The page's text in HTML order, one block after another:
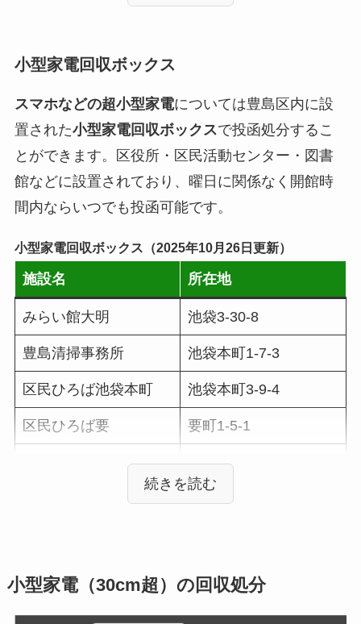
番2号～３号・
16番・17番・
り沿い以
外）・20番～
38番・39番～
40番（トキワ
外）・42番・
44番～45番
（トキワ通り
沿い以外）・
46番・47番～
2丁目39番～
41番・43番～
45番（すべて
トキワ通り沿
い）
小型家電回収ボックス
スマホなどの超小型家電については豊島区内に設
置された小型家電回収ボックスで投函処分するこ
とができます。区役所・区民活動センター・図書
館などに設置されており、曜日に関係なく開館時
間内ならいつでも投函可能です。
小型家電回収ボックス（2025年10月26日更新）
施設名 所在地
みらい館大明 池袋3-30-8
豊島清掃事務所 池袋本町1-7-3
区民ひろば池袋本町 池袋本町3-9-4
区民ひろば要 要町1-5-1
要町3-7-10
上池袋1-28-7
駒込地域文化創造館 駒込2-2-2
小型家電（30cm超）の回収処分